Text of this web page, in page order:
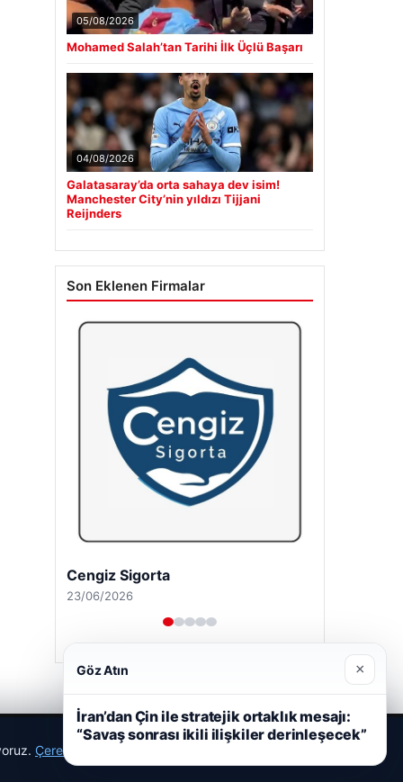
05/08/2026
Mohamed Salah’tan Tarihi İlk Üçlü Başarı
04/08/2026
Galatasaray’da orta sahaya dev isim!
Manchester City’nin yıldızı Tijjani
Reijnders
Son Eklenen Firmalar
Cengiz Sigorta
23/06/2026
Çerez Politikamız
Göz Atın ×
İran’dan Çin ile stratejik ortaklık mesajı:
“Savaş sonrası ikili ilişkiler derinleşecek”